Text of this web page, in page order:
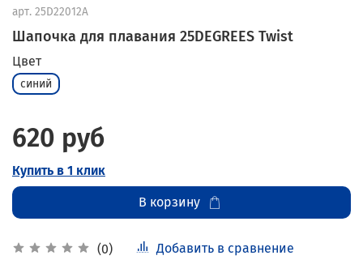
арт. 25D22012A
Шапочка для плавания 25DEGREES Twist
(0) Добавить в сравнение
Цвет
синий
620 руб
Купить в 1 клик
В корзину